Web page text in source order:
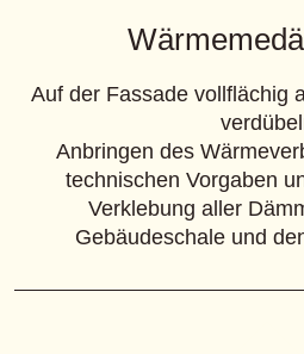
Auf der Fassade vollflächig
Anbringen des
technischen Vorgaben
Verklebung aller
Gebäudeschale und